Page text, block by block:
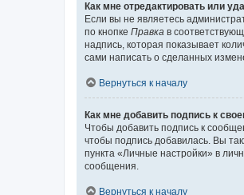
Как мне отредактировать или
Если вы не являетесь
по кнопке Правка в
надпись, которая показывает
сами написать о сделанных
Вернуться к началу
Как мне добавить подпись к
Чтобы добавить подпись к
чтобы подпись добавилась. Вы
пункта «Личные настройки» в
сообщения.
Вернуться к началу